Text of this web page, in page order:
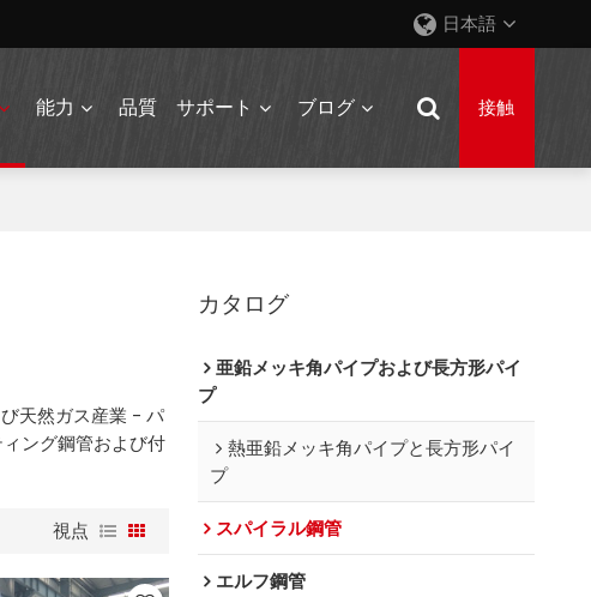
日本語
能力 品質 サポート ブログ 接触
天然ガス産業 - パ
ング鋼管および付
視点
カタログ
亜鉛メッキ角パイプおよび長方形パイ
プ
熱亜鉛メッキ角パイプと長方形パイ
プ
スパイラル鋼管
エルフ鋼管